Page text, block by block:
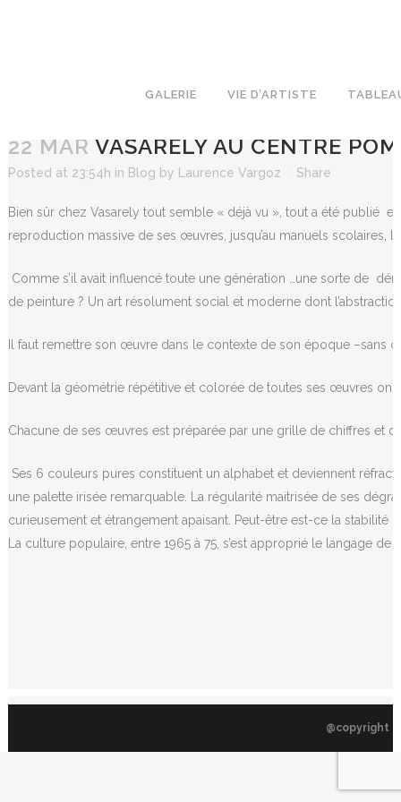
GALERIE VIE D’ARTISTE
22 MAR VASARELY AU CENTRE
Posted at 23:54h in Blog by Laurence Vargoz Share
Bien sûr chez Vasarely tout semble « déjà vu », tout a été publié
reproduction massive de ses œuvres, jusqu’au manuels scolaires,
Comme s’il avait influencé toute une génération …une sorte de
de peinture ? Un art résolument social et moderne dont
Il faut remettre son œuvre dans le contexte de son époque –sans
Devant la géométrie répétitive et colorée de toutes ses œuvres on
Chacune de ses œuvres est préparée par une grille de chiffres et
Ses 6 couleurs pures constituent un alphabet et deviennent
une palette irisée remarquable. La régularité maitrisée de ses
curieusement et étrangement apaisant. Peut-être est-ce la
La culture populaire, entre 1965 à 75, s’est approprié le langage
@copyright